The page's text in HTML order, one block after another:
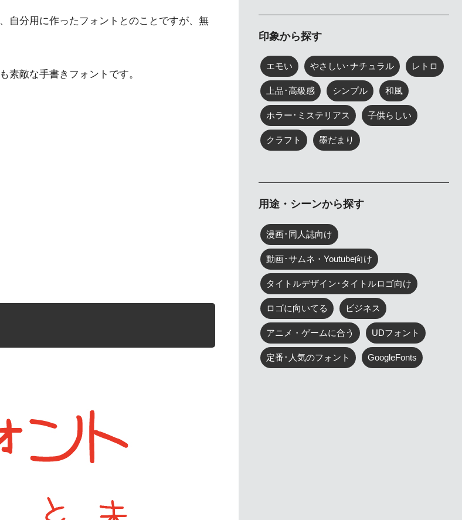
自分用に作ったフォントとのことですが、無
素敵な手書きフォントです。
印象から探す
エモい やさしい･ナチュラル レトロ
上品･高級感 シンプル 和風
ホラー･ミステリアス 子供らしい
クラフト 墨だまり
用途・シーンから探す
漫画･同人誌向け
動画･サムネ・Youtube向け
タイトルデザイン･タイトルロゴ向け
ロゴに向いてる ビジネス
アニメ・ゲームに合う UDフォント
定番･人気のフォント GoogleFonts